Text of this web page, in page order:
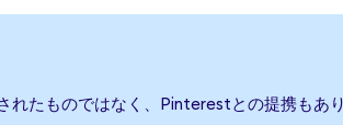
たものではなく、Pinterestとの提携もあ